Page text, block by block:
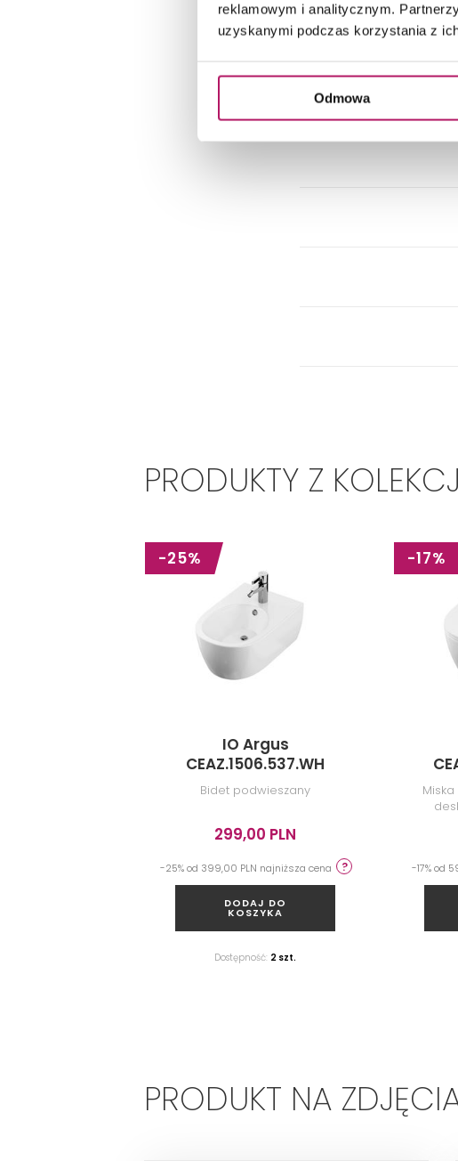
reklamowym i analitycznym.
uzyskanymi podczas korzystania z
Odmowa
PRODUKTY Z
-25%
IO Argus
CEAZ.1506.537.WH
Bidet podwieszany
299,00 PLN
-25% od 399,00 PLN najniższa cena
DODAJ DO
KOSZYKA
Dostępność: 2 szt.
-17%
-17% od
PRODUKT NA